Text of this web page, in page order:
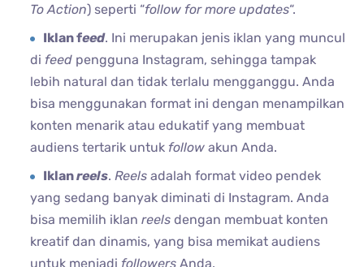
To Action) seperti “follow for more updates“.
Iklan feed. Ini merupakan jenis iklan yang muncul
di feed pengguna Instagram, sehingga tampak
lebih natural dan tidak terlalu mengganggu. Anda
bisa menggunakan format ini dengan menampilkan
konten menarik atau edukatif yang membuat
audiens tertarik untuk follow akun Anda.
Iklanreels. Reels adalah format video pendek
yang sedang banyak diminati di Instagram. Anda
bisa memilih iklanreels dengan membuat konten
kreatif dan dinamis, yang bisa memikat audiens
untuk menjadi followers Anda.